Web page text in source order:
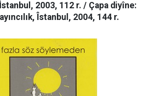
İstanbul, 2003, 112 r. / Çapa diyîne:
Îstanbul, 2004, 144 r.